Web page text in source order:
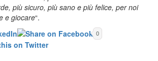
più sicuro, più sano e più felice, per noi
e giocare“.
0